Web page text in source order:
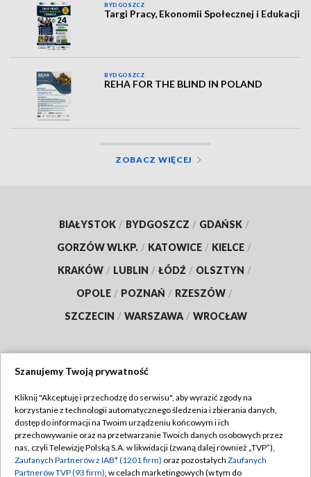
BYDGOSZCZ
Targi Pracy, Ekonomii Społecznej i Edukacji
BYDGOSZCZ
REHA FOR THE BLIND IN POLAND
ZOBACZ WIĘCEJ
BIAŁYSTOK / BYDGOSZCZ / GDAŃSK /
GORZÓW WLKP. / KATOWICE / KIELCE /
KRAKÓW / LUBLIN / ŁÓDŹ / OLSZTYN /
OPOLE / POZNAŃ / RZESZÓW /
SZCZECIN / WARSZAWA / WROCŁAW
TVP
Abonament TVP
Emisja w TVP
Regulamin TVP
Polityka prywatności
Szanujemy Twoją prywatność
Kliknij "Akceptuję i przechodzę do serwisu", aby wyrazić zgody na
korzystanie z technologii automatycznego śledzenia i zbierania danych,
dostęp do informacji na Twoim urządzeniu końcowym i ich
przechowywanie oraz na przetwarzanie Twoich danych osobowych przez
nas, czyli Telewizję Polską S.A. w likwidacji (zwaną dalej również „TVP”),
Zaufanych Partnerów z IAB* (1201 firm) oraz pozostałych Zaufanych
Partnerów TVP (93 firm), w celach marketingowych (w tym do